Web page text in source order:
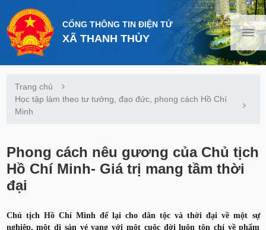
CỔNG THÔNG TIN ĐIỆN TỬ
XÃ THANH THỦY
Trang chủ
Học tập làm theo tư tưởng, đạo đức, phong cách Hồ Chí
Minh
Phong cách nêu gương của Chủ tịch
Hồ Chí Minh- Giá trị mang tầm thời
đại
Chủ tịch Hồ Chí Minh để lại cho dân tộc và thời đại về một sự
nghiệp, một di sản vẻ vang với một cuộc đời luôn tôn chỉ về phẩm